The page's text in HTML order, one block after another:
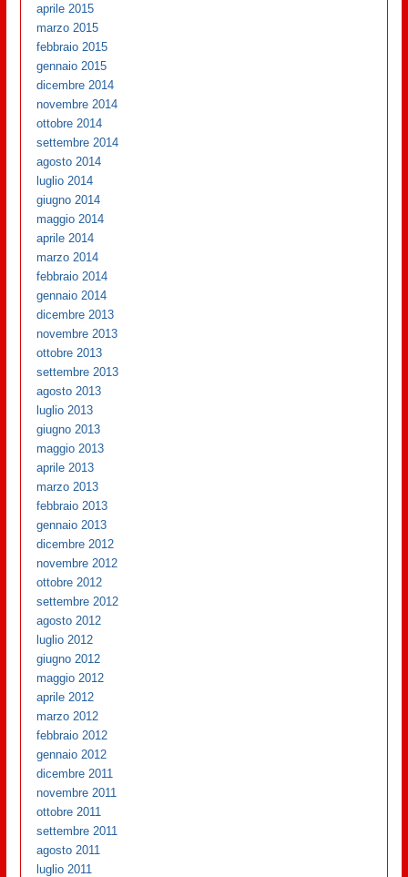
aprile 2015
marzo 2015
febbraio 2015
gennaio 2015
dicembre 2014
novembre 2014
ottobre 2014
settembre 2014
agosto 2014
luglio 2014
giugno 2014
maggio 2014
aprile 2014
marzo 2014
febbraio 2014
gennaio 2014
dicembre 2013
novembre 2013
ottobre 2013
settembre 2013
agosto 2013
luglio 2013
giugno 2013
maggio 2013
aprile 2013
marzo 2013
febbraio 2013
gennaio 2013
dicembre 2012
novembre 2012
ottobre 2012
settembre 2012
agosto 2012
luglio 2012
giugno 2012
maggio 2012
aprile 2012
marzo 2012
febbraio 2012
gennaio 2012
dicembre 2011
novembre 2011
ottobre 2011
settembre 2011
agosto 2011
luglio 2011